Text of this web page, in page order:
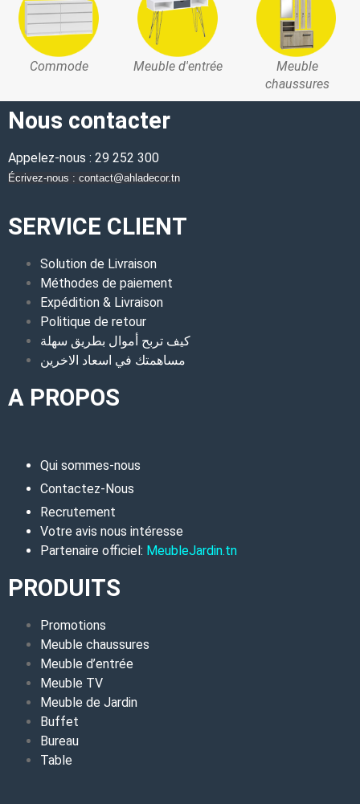
Commode Meuble d'entrée
Meuble
chaussures
Nous contacter
Appelez-nous : 29 252 300
Écrivez-nous : contact@ahladecor.tn
SERVICE CLIENT
Solution de Livraison
Méthodes de paiement
Expédition & Livraison
Politique de retour
كيف تربح أموال بطريق سهلة
مساهمتك في اسعاد الاخرين
A PROPOS
Qui sommes-nous
Contactez-Nous
Recrutement
Votre avis nous intéresse
Partenaire officiel: MeubleJardin.tn
PRODUITS
Promotions
Meuble chaussures
Meuble d’entrée
Meuble TV
Meuble de Jardin
Buffet
Bureau
Table